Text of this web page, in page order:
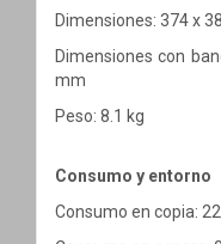
Dimensiones: 374 x
Dimensiones con
mm
Peso: 8.1 kg
Consumo y entorno
Consumo en copia: